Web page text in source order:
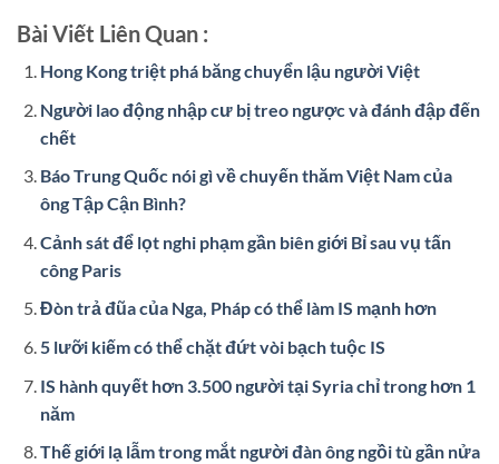
Bài Viết Liên Quan :
Hong Kong triệt phá băng chuyển lậu người Việt
Người lao động nhập cư bị treo ngược và đánh đập đến
chết
Báo Trung Quốc nói gì về chuyến thăm Việt Nam của
ông Tập Cận Bình?
Cảnh sát để lọt nghi phạm gần biên giới Bỉ sau vụ tấn
công Paris
Đòn trả đũa của Nga, Pháp có thể làm IS mạnh hơn
5 lưỡi kiếm có thể chặt đứt vòi bạch tuộc IS
IS hành quyết hơn 3.500 người tại Syria chỉ trong hơn 1
năm
Thế giới lạ lẫm trong mắt người đàn ông ngồi tù gần nửa